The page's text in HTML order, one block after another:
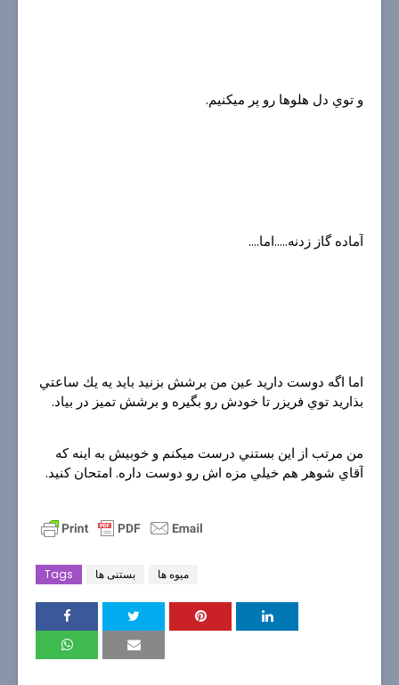
و توي دل هلوها رو پر ميكنيم.
آماده گاز زدنه.....اما....
اما اگه دوست داريد عين من برشش بزنيد بايد يه يك ساعتي
بذاريد توي فريزر تا خودش رو بگيره و برشش تميز در بياد.
من مرتب از اين بستني درست ميكنم و خوبيش به اينه كه
آقاي شوهر هم خيلي مزه اش رو دوست داره. امتحان كنيد.
Tags بستنی ها میوه ها